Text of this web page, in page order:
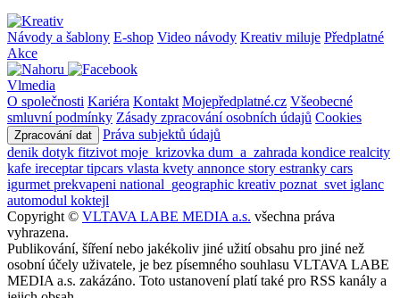
Návody a šablony E-shop Video návody Kreativ miluje Předplatné
Akce
Vlmedia
O společnosti Kariéra Kontakt Mojepředplatné.cz Všeobecné
smluvní podmínky Zásady zpracování osobních údajů Cookies
Zpracování dat
Práva subjektů údajů
denik dotyk fitzivot moje_krizovka dum_a_zahrada kondice realcity
kafe ireceptartipcars vlasta kvety annonce story estranky cars
igurmet prekvapeni national_geographic kreativ poznat_svet iglanc
automodul koktejl
Copyright © VLTAVA LABE MEDIA a.s. všechna práva
vyhrazena.
Publikování, šíření nebo jakékoliv jiné užití obsahu pro jiné než
osobní účely uživatele, je bez písemného souhlasu VLTAVA LABE
MEDIA a.s. zakázáno. Toto ustanovení platí také pro RSS kanály a